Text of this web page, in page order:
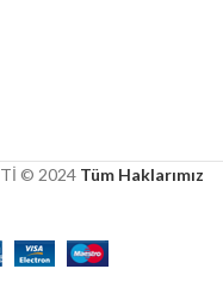
© 2024 Tüm Haklarımız